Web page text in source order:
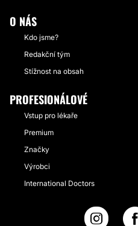
O NÁS
Kdo jsme?
Redakční tým
Stížnost na obsah
PROFESIONÁLOVÉ
Vstup pro lékaře
Premium
Značky
Výrobci
International Doctors